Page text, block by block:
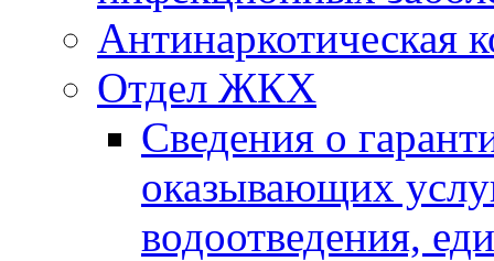
Антинаркотическая
Отдел ЖКХ
Сведения о
оказывающих
водоотведения,